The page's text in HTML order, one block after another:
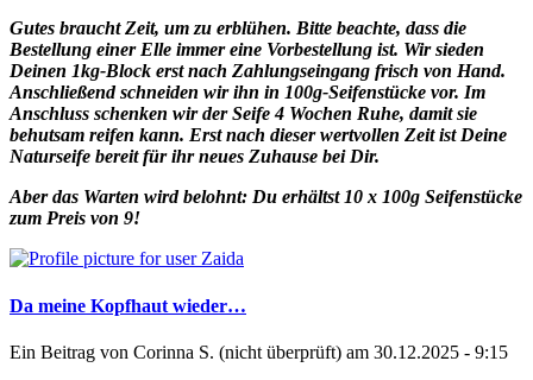
Gutes braucht Zeit, um zu erblühen. Bitte beachte, dass die
Bestellung einer Elle immer eine Vorbestellung ist. Wir sieden
Deinen 1kg-Block erst nach Zahlungseingang frisch von Hand.
Anschließend schneiden wir ihn in 100g-Seifenstücke vor. Im
Anschluss schenken wir der Seife 4 Wochen Ruhe, damit sie
behutsam reifen kann. Erst nach dieser wertvollen Zeit ist Deine
Naturseife bereit für ihr neues Zuhause bei Dir.
Aber das Warten wird belohnt: Du erhältst 10 x 100g Seifenstücke
zum Preis von 9!
Da meine Kopfhaut wieder…
Ein Beitrag von Corinna S. (nicht überprüft) am 30.12.2025 - 9:15